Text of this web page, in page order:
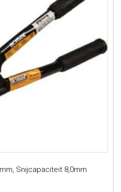
Snijcapaciteit 8,0mm